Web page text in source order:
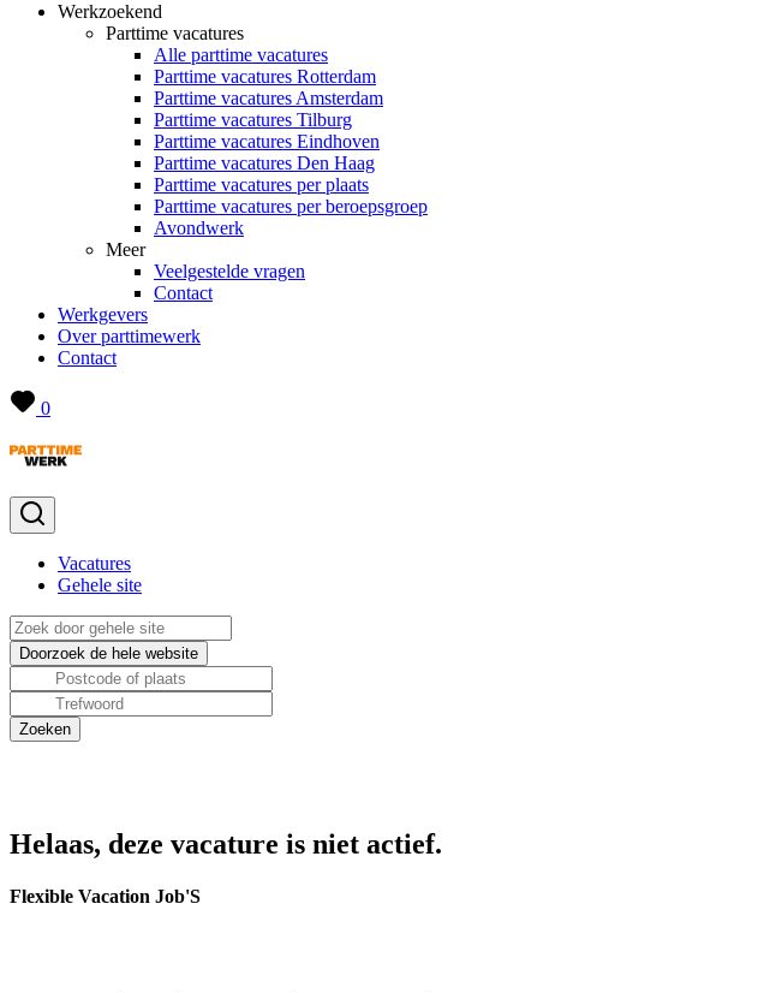
Werkzoekend
Parttime vacatures
Alle parttime vacatures
Parttime vacatures Rotterdam
Parttime vacatures Amsterdam
Parttime vacatures Tilburg
Parttime vacatures Eindhoven
Parttime vacatures Den Haag
Parttime vacatures per plaats
Parttime vacatures per beroepsgroep
Avondwerk
Meer
Veelgestelde vragen
Contact
Werkgevers
Over parttimewerk
Contact
0
Vacatures
Gehele site
Helaas, deze vacature is niet actief.
Flexible Vacation Job'S